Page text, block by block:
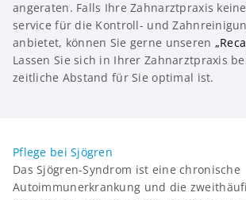
angeraten. Falls Ihre Zahnarzt­praxis
service für die Kontroll- und
anbietet, können Sie gerne unseren
Lassen Sie sich in Ihrer Zahnarztpraxis
zeitliche Abstand für Sie optimal ist.
Pflege bei Sjögren
Das Sjögren-Syndrom ist eine chronische
Autoimmunerkrankung und die